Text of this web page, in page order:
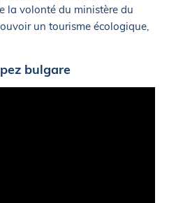
la volonté du ministère du
un tourisme écologique,
bulgare